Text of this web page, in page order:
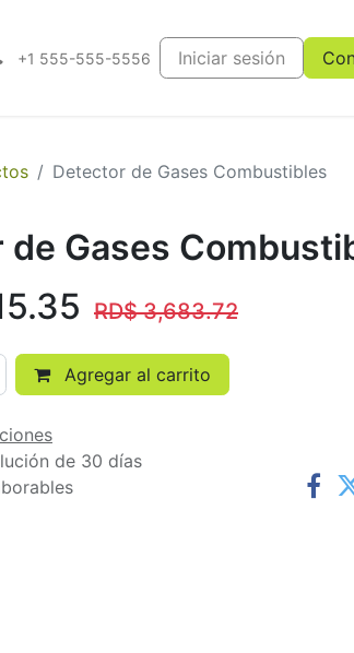
+1 555-555-5556 Iniciar sesión
Detector de Gases Combustibles
de Gases
RD$3,683.72
Agregar al carrito
de 30 días